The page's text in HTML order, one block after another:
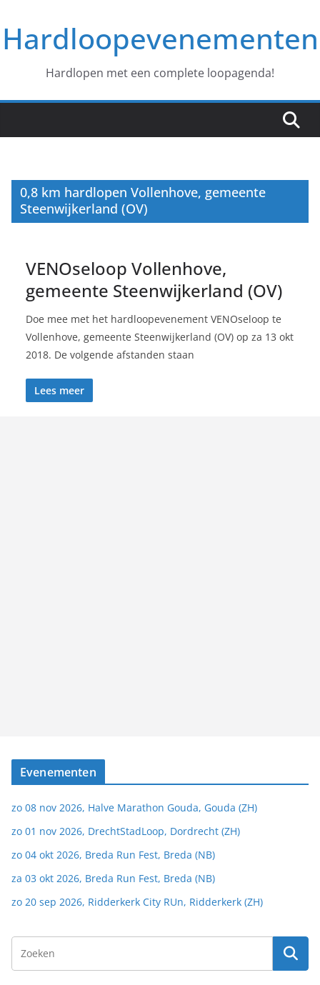
naar
deHardloopevenementen
Hardlopen met een complete loopagenda!
0,8 km hardlopen Vollenhove, gemeente
Steenwijkerland (OV)
VENOseloop Vollenhove,
gemeente Steenwijkerland (OV)
Doe mee met het hardloopevenement VENOseloop te
Vollenhove, gemeente Steenwijkerland (OV) op za 13 okt
2018. De volgende afstanden staan
Lees meer
Evenementen
zo 08 nov 2026, Halve Marathon Gouda, Gouda (ZH)
zo 01 nov 2026, DrechtStadLoop, Dordrecht (ZH)
zo 04 okt 2026, Breda Run Fest, Breda (NB)
za 03 okt 2026, Breda Run Fest, Breda (NB)
zo 20 sep 2026, Ridderkerk City RUn, Ridderkerk (ZH)